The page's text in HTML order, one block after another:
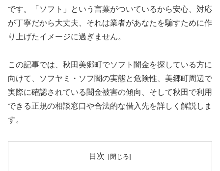
です。「ソフト」という言葉がついているから安心、対応
が丁寧だから大丈夫、それは業者があなたを騙すために作
り上げたイメージに過ぎません。
この記事では、秋田美郷町でソフト闇金を探している方に
向けて、ソフヤミ・ソフ闇の実態と危険性、美郷町周辺で
実際に確認されている闇金被害の傾向、そして秋田で利用
できる正規の相談窓口や合法的な借入先を詳しく解説しま
す。
目次